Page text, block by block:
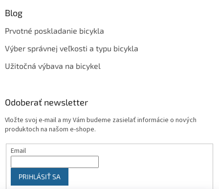
Blog
Prvotné poskladanie bicykla
Výber správnej veľkosti a typu bicykla
Užitočná výbava na bicykel
Odoberať newsletter
Vložte svoj e-mail a my Vám budeme zasielať informácie o nových
produktoch na našom e-shope.
Email
PRIHLÁSIŤ SA